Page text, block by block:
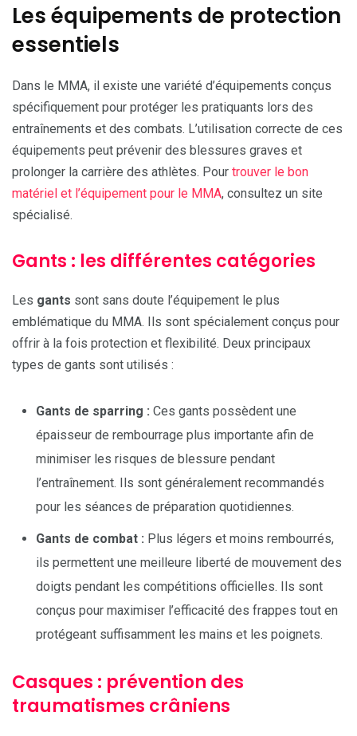
Les équipements de protection
essentiels
Dans le MMA, il existe une variété d’équipements conçus
spécifiquement pour protéger les pratiquants lors des
entraînements et des combats. L’utilisation correcte de ces
équipements peut prévenir des blessures graves et
prolonger la carrière des athlètes. Pour trouver le bon
matériel et l’équipement pour le MMA, consultez un site
spécialisé.
Gants : les différentes catégories
Les gants sont sans doute l’équipement le plus
emblématique du MMA. Ils sont spécialement conçus pour
offrir à la fois protection et flexibilité. Deux principaux
types de gants sont utilisés :
Gants de sparring : Ces gants possèdent une
épaisseur de rembourrage plus importante afin de
minimiser les risques de blessure pendant
l’entraînement. Ils sont généralement recommandés
pour les séances de préparation quotidiennes.
Gants de combat : Plus légers et moins rembourrés,
ils permettent une meilleure liberté de mouvement des
doigts pendant les compétitions officielles. Ils sont
conçus pour maximiser l’efficacité des frappes tout en
protégeant suffisamment les mains et les poignets.
Casques : prévention des
traumatismes crâniens